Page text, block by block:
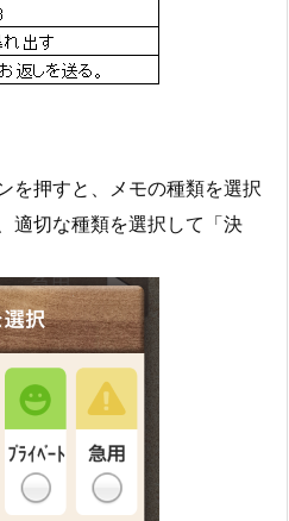
を押すと、メモの種類を選択
適切な種類を選択して「決